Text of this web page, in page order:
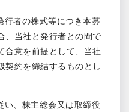
行者の株式等につき本募
、当社と発行者との間で
合意を前提として、当社
契約を締結するものとし
い、株主総会又は取締役